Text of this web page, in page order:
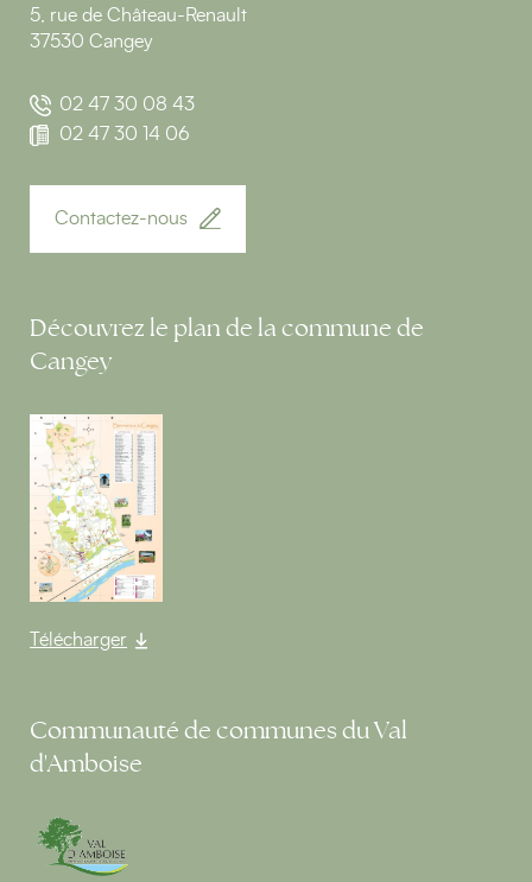
5, rue de Château-Renault
37530 Cangey
02 47 30 08 43
02 47 30 14 06
Contactez-nous
Découvrez le plan de la commune de
Cangey
Télécharger
Communauté de communes du Val
d'Amboise